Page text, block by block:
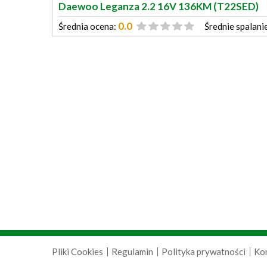
Daewoo Leganza 2.2 16V 136KM (T22SED)
Średnia ocena: 0.0 Średnie
Pliki Cookies Regulamin Polityka prywatności